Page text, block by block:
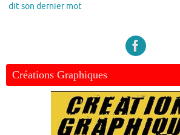
dit son dernier mot
Créations Graphiques